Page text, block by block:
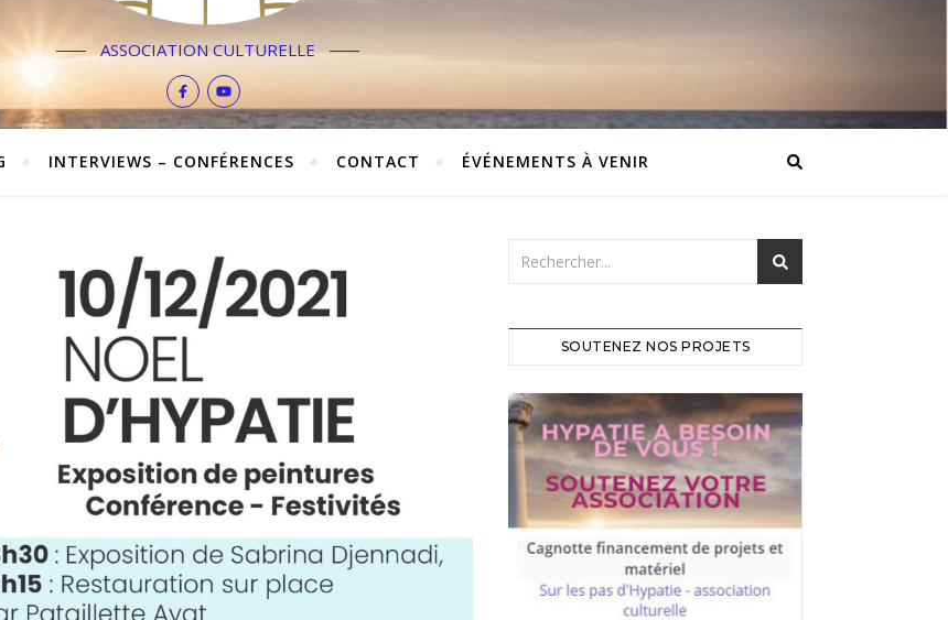
ASSOCIATION CULTURELLE
INTERVIEWS – CONFÉRENCES CONTACT ÉVÉNEMENTS À VENIR
SOUTENEZ NOS PROJETS